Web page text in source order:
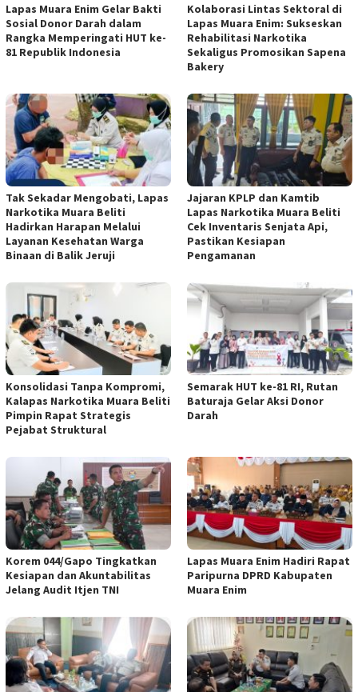
Lapas Muara Enim Gelar Bakti
Sosial Donor Darah dalam
Rangka Memperingati HUT ke-
81 Republik Indonesia
Kolaborasi Lintas Sektoral di
Lapas Muara Enim: Sukseskan
Rehabilitasi Narkotika
Sekaligus Promosikan Sapena
Bakery
Tak Sekadar Mengobati, Lapas
Narkotika Muara Beliti
Hadirkan Harapan Melalui
Layanan Kesehatan Warga
Binaan di Balik Jeruji
Jajaran KPLP dan Kamtib
Lapas Narkotika Muara Beliti
Cek Inventaris Senjata Api,
Pastikan Kesiapan
Pengamanan
Konsolidasi Tanpa Kompromi,
Kalapas Narkotika Muara Beliti
Pimpin Rapat Strategis
Pejabat Struktural
Semarak HUT ke-81 RI, Rutan
Baturaja Gelar Aksi Donor
Darah
Korem 044/Gapo Tingkatkan
Kesiapan dan Akuntabilitas
Jelang Audit Itjen TNI
Lapas Muara Enim Hadiri Rapat
Paripurna DPRD Kabupaten
Muara Enim